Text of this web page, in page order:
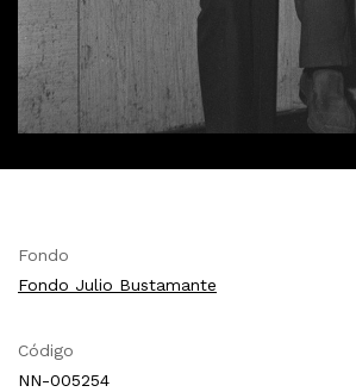
Fondo
Fondo Julio Bustamante
Código
NN-005254